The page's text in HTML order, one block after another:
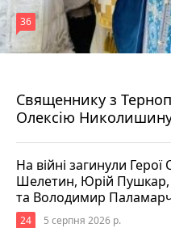
Священнику з
Олексію
36
На війні загинули Герої
Шелетин, Юрій Пушкар,
та Володимир
24 5 серпня 2026 р.